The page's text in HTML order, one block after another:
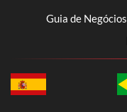
Guia de Negócios